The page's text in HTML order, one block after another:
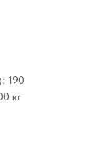
190
кг